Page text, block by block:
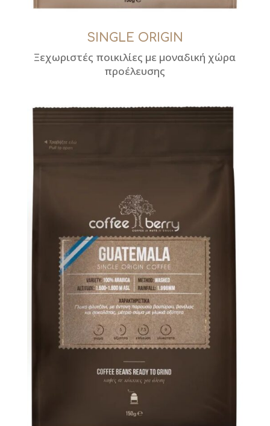
SINGLE ORIGIN
Ξεχωριστές ποικιλίες με μοναδική χώρα
προέλευσης